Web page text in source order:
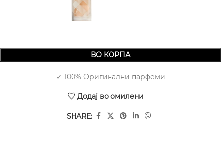
2.950,00
ВО КОРПА
✓ 100% Оригинални парфеми
Додај во омилени
SHARE: